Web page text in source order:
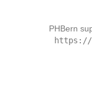
PHBern
https://